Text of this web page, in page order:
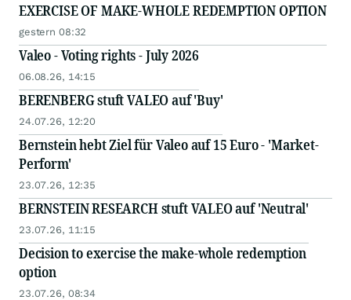
EXERCISE OF MAKE-WHOLE REDEMPTION OPTION
gestern 08:32
Valeo - Voting rights - July 2026
06.08.26, 14:15
BERENBERG stuft VALEO auf 'Buy'
24.07.26, 12:20
Bernstein hebt Ziel für Valeo auf 15 Euro - 'Market-
Perform'
23.07.26, 12:35
BERNSTEIN RESEARCH stuft VALEO auf 'Neutral'
23.07.26, 11:15
Decision to exercise the make-whole redemption
option
23.07.26, 08:34